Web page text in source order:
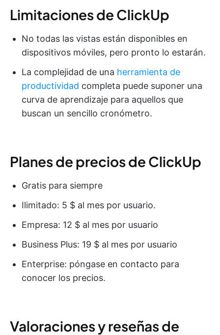
Limitaciones de ClickUp
No todas las vistas están disponibles en
dispositivos móviles, pero pronto lo estarán.
La complejidad de una herramienta de
productividad completa puede suponer una
curva de aprendizaje para aquellos que
buscan un sencillo cronómetro.
Planes de precios de ClickUp
Gratis para siempre
Ilimitado: 5 $ al mes por usuario.
Empresa: 12 $ al mes por usuario
Business Plus: 19 $ al mes por usuario
Enterprise: póngase en contacto para
conocer los precios.
Valoraciones y reseñas de